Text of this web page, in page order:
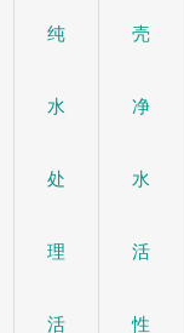
纯
水
处
理
活
壳
净
水
活
性